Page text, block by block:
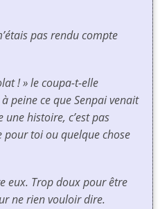
pas rendu compte
! » le coupa-t-elle
peine ce que Senpai venait
une histoire, c’est pas
pour toi ou quelque chose
eux. Trop doux pour être
ne rien vouloir dire.